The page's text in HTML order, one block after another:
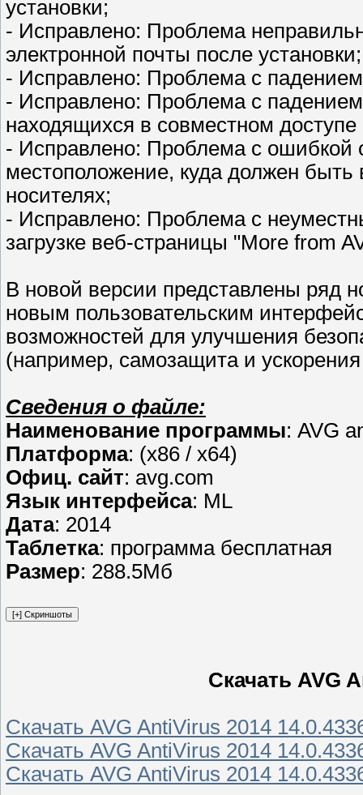
установки;
- Исправлено: Проблема
электронной почты после установки;
- Исправлено: Проблема с
- Исправлено: Проблема с
находящихся в совместном доступе
- Исправлено: Проблема с ошибкой
местоположение, куда должен
носителях;
- Исправлено: Проблема с
загрузке веб-страницы "More from
В новой версии представлены ряд
новым пользовательским
возможностей для улучшения
(например, самозащита и
Сведения о файле:
Наименование программы: AVG
Платформа: (x86 / x64)
Офиц. сайт: avg.com
Язык интерфейса: ML
Дата: 2014
Таблетка: программа бесплатная
Размер: 288.5Мб
Скачать AVG
Скачать AVG AntiVirus 2014
Скачать AVG AntiVirus 2014
Скачать AVG AntiVirus 2014